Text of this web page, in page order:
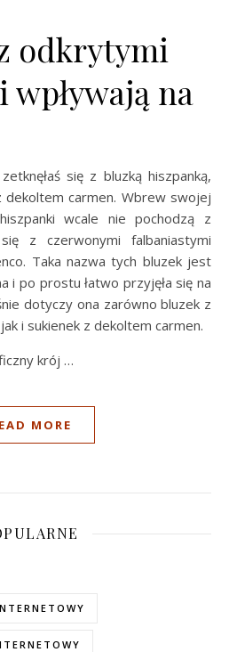
odkrytymi
na
się z bluzką hiszpanką,
dekoltem carmen. Wbrew swojej
wcale nie pochodzą z
z czerwonymi falbaniastymi
Taka nazwa tych bluzek jest
i po prostu łatwo przyjęła się na
dotyczy ona zarówno bluzek z
i sukienek z dekoltem carmen.
krój …
MORE